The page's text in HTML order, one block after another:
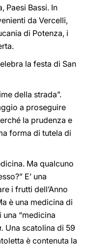
Paesi Bassi. In
da Vercelli,
di Potenza, i
la festa di San
della strada”.
a proseguire
la prudenza e
forma di tutela di
Ma qualcuno
E’ una
i frutti dell’Anno
è una medicina di
“medicina
Una scatolina di 59
è contenuta la